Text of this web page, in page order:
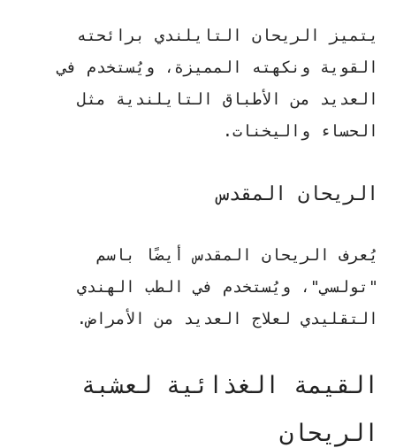
يتميز الريحان التايلندي برائحته
القوية ونكهته المميزة، ويُستخدم في
العديد من الأطباق التايلندية مثل
الحساء واليخنات.
الريحان المقدس
يُعرف الريحان المقدس أيضًا باسم
"تولسي"، ويُستخدم في الطب الهندي
التقليدي لعلاج العديد من الأمراض.
القيمة الغذائية لعشبة
الريحان